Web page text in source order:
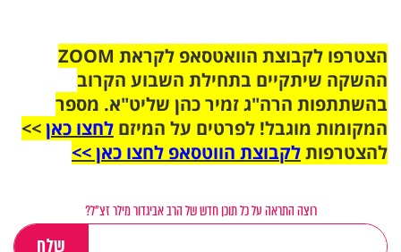
הצטרפו לקבוצת הוואטסאפ לקראת ZOOM
ההשקה שיתקיים בתחילת השבוע הקרוב
בהשתתפות הרה"ג זמיר כהן שליט"א. מספר
המקומות מוגבל! לפרטים על המיזם לחצו כאן>>
להצטרפותלקבוצת הווטסאפ לחצו כאן >>
רוצה התראה על כל תוכן חדש של הרב אביגדור מילר זצ"ל?